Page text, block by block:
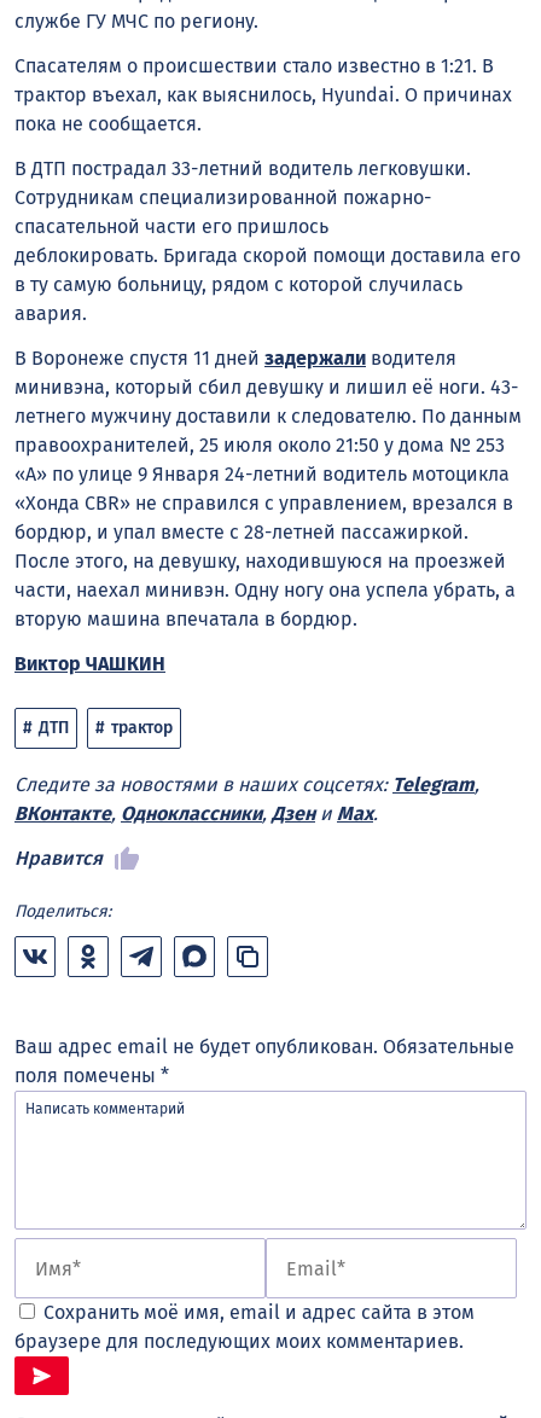
службе ГУ МЧС по региону.
Спасателям о происшествии стало известно в 1:21. В
трактор въехал, как выяснилось, Hyundai. О причинах
пока не сообщается.
В ДТП пострадал 33-летний водитель легковушки.
Сотрудникам специализированной пожарно-
спасательной части его пришлось
деблокировать. Бригада скорой помощи доставила его
в ту самую больницу, рядом с которой случилась
авария.
В Воронеже спустя 11 дней задержали водителя
минивэна, который сбил девушку и лишил её ноги. 43-
летнего мужчину доставили к следователю. По данным
правоохранителей, 25 июля около 21:50 у дома № 253
«А» по улице 9 Января 24-летний водитель мотоцикла
«Хонда CBR» не справился с управлением, врезался в
бордюр, и упал вместе с 28-летней пассажиркой.
После этого, на девушку, находившуюся на проезжей
части, наехал минивэн. Одну ногу она успела убрать, а
вторую машина впечатала в бордюр.
Виктор ЧАШКИН
ДТП трактор
Следите за новостями в наших соцсетях: Telegram,
ВКонтакте, Одноклассники, Дзени Max.
Нравится
Поделиться:
Ваш адрес email не будет опубликован. Обязательные
поля помечены *
Сохранить моё имя, email и адрес сайта в этом
браузере для последующих моих комментариев.